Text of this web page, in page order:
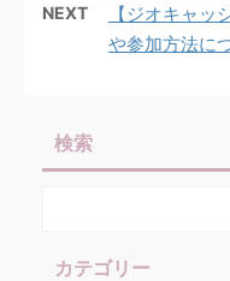
NEXT
【ジオキャ
や参加方法に
検索
カテゴリー